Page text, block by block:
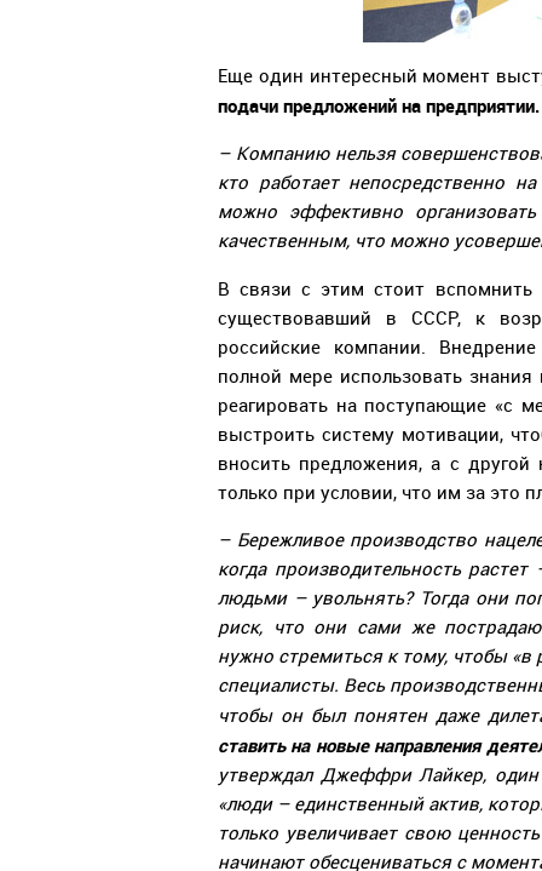
Еще один интересный момент
подачи предложений на предприятии.
– Компанию нельзя
кто работает непосредственно
можно эффективно организовать
качественным, что можно
В связи с этим стоит вспомнить
существовавший в СССР, к
российские компании.
полной мере использовать
реагировать на поступающие «с
выстроить систему мотивации,
вносить предложения, а с
только при условии, что им за это
– Бережливое производство
когда производительность
людьми – увольнять? Тогда они
риск, что они сами же
нужно стремиться к тому, чтобы
специалисты. Весь
чтобы он был понятен даже
ставить на новые направления
утверждал Джеффри Лайкер, один
«люди – единственный актив,
только увеличивает свою
начинают обесцениваться с